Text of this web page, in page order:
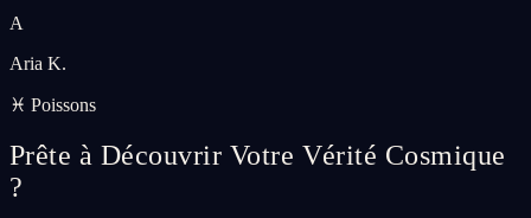
A
Aria K.
♓ Poissons
Prête à Découvrir Votre Vérité Cosmique
?